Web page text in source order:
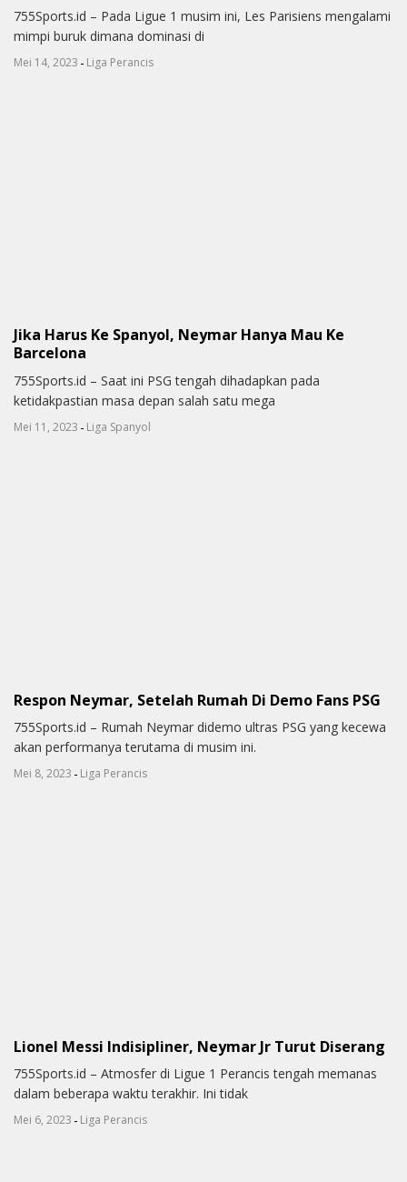
755Sports.id – Pada Ligue 1 musim ini, Les Parisiens mengalami
mimpi buruk dimana dominasi di
Mei 14, 2023 - Liga Perancis
Jika Harus Ke Spanyol, Neymar Hanya Mau Ke
Barcelona
755Sports.id – Saat ini PSG tengah dihadapkan pada
ketidakpastian masa depan salah satu mega
Mei 11, 2023 - Liga Spanyol
Respon Neymar, Setelah Rumah Di Demo Fans PSG
755Sports.id – Rumah Neymar didemo ultras PSG yang kecewa
akan performanya terutama di musim ini.
Mei 8, 2023 - Liga Perancis
Lionel Messi Indisipliner, Neymar Jr Turut Diserang
755Sports.id – Atmosfer di Ligue 1 Perancis tengah memanas
dalam beberapa waktu terakhir. Ini tidak
Mei 6, 2023 - Liga Perancis